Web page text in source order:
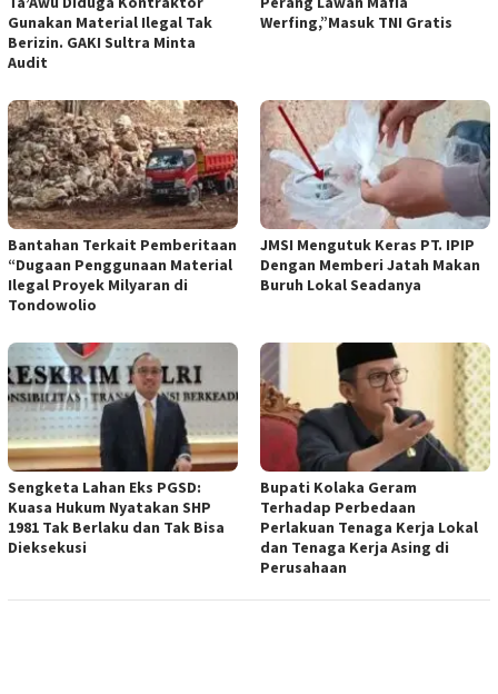
Gunakan Material Ilegal Tak
Berizin. GAKI Sultra Minta
Audit
Werfing,”Masuk TNI Gratis
Bantahan Terkait Pemberitaan
“Dugaan Penggunaan Material
Ilegal Proyek Milyaran di
Tondowolio
JMSI Mengutuk Keras PT. IPIP
Dengan Memberi Jatah Makan
Buruh Lokal Seadanya
Sengketa Lahan Eks PGSD:
Kuasa Hukum Nyatakan SHP
1981 Tak Berlaku dan Tak Bisa
Dieksekusi
Bupati Kolaka Geram
Terhadap Perbedaan
Perlakuan Tenaga Kerja Lokal
dan Tenaga Kerja Asing di
Perusahaan